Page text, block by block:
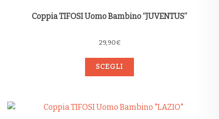
Coppia TIFOSI Uomo Bambino “JUVENTUS”
29,90€
SCEGLI